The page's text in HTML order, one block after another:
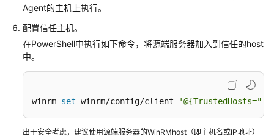
指
迁
中
Agent
述
Agent的主机上执行。
配置信任主机。
在PowerShell中执行如下命令，将源端服务器加入到信任的host
中。
winrm set winrm/config/client
出于安全考虑，建议使用源端服务器的WinRMhost（即主机名或IP地址）